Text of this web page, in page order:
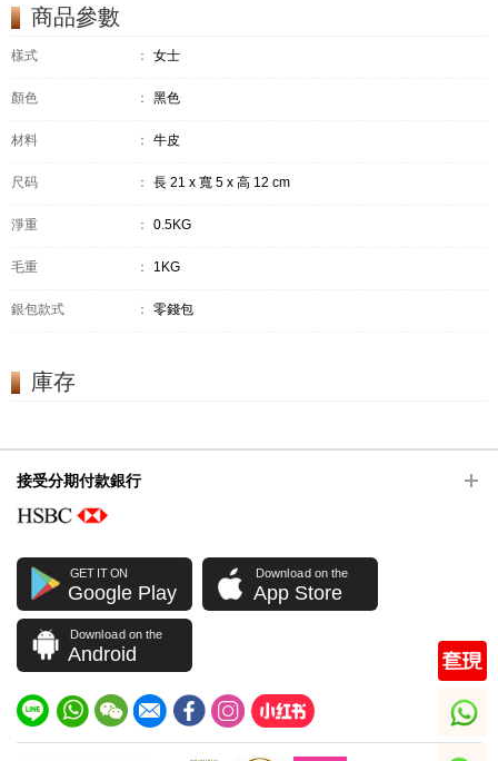
商品參數
樣式 ： 女士
顏色 ： 黑色
材料 ： 牛皮
尺码 ： 長 21 x 寬 5 x 高 12 cm
淨重 ： 0.5KG
毛重 ： 1KG
銀包款式 ： 零錢包
庫存
接受分期付款銀行
GET IT ON
Google Play
Download on the
App Store
Download on the
Android
whatsapp